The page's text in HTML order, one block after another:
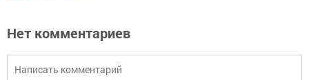
Нет комментариев